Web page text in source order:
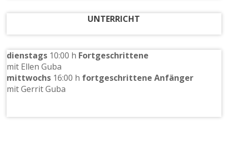
UNTERRICHT
dienstags 10:00 h Fortgeschrittene
mit Ellen Guba
mittwochs 16:00 h fortgeschrittene Anfänger
mit Gerrit Guba